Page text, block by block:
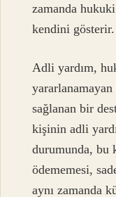
zamanda
kendini gösterir.
Adli yardım,
sağlanan bir
kişinin adli
durumunda, bu
ödememesi,
aynı zamanda